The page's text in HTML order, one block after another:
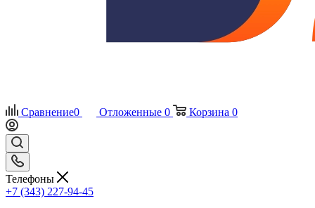
Сравнение0 Отложенные 0 Корзина 0
Телефоны
+7 (343) 227-94-45